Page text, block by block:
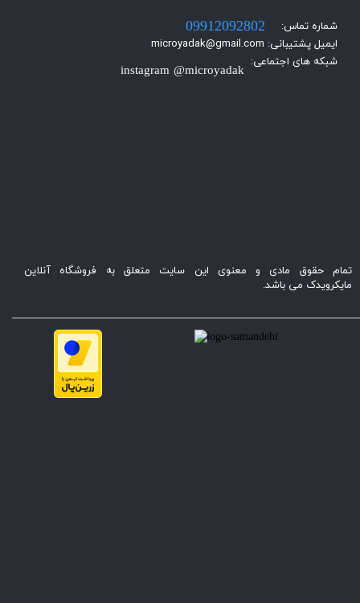
شماره تماس:
ایمیل پشتیبانی: microyadak@gmail.com
شبکه های اجتماعی:
instagram @microyadak
09912092802
تمام حقوق مادی و معنوی این سایت متعلق به فروشگاه آنلاین
مایکرویدک می باشد.